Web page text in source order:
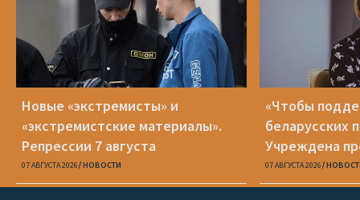
Новые «экстремисты» и
«экстремистские материалы».
Репрессии 7 августа
07 АВГУСТА 2026 НОВОСТИ
«Чтобы
беларусских
Учреждена
Вежновец
07 АВГУСТА 2026